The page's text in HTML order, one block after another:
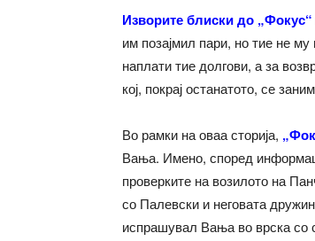
Изворите блиски до „Фокус“
им позајмил пари, но тие не
наплати тие долгови, а за
кој, покрај останатото, се
Во рамки на оваа сторија,
Вања. Имено, според
проверките на возилото на
со Палевски и неговата
испрашувал Вања во врска со